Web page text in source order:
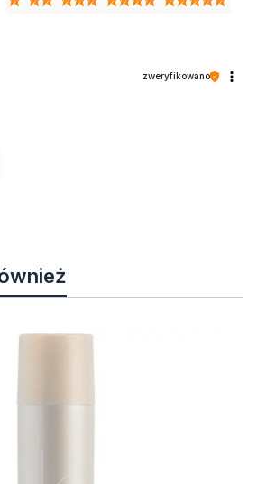
zweryfikowano